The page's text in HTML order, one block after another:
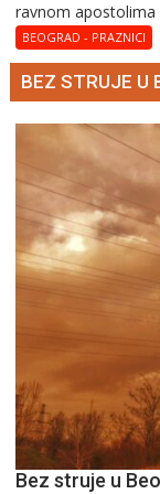
ravnom apostolima
BEOGRAD - PRAZNICI
BEZ STRUJE U
Bez struje u